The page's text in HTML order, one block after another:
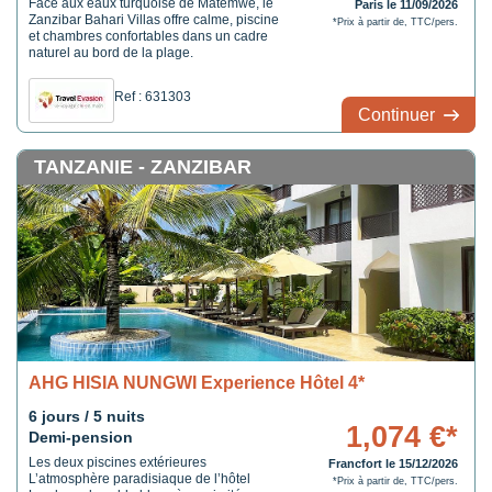
Face aux eaux turquoise de Matemwe, le
Zanzibar Bahari Villas offre calme, piscine
et chambres confortables dans un cadre
naturel au bord de la plage.
Ref : 631303
Paris le 11/09/2026
*Prix à partir de, TTC/pers.
Continuer
TANZANIE - ZANZIBAR
AHG HISIA NUNGWI Experience Hôtel 4*
6 jours / 5 nuits
Demi-pension
Les deux piscines extérieures
L’atmosphère paradisiaque de l’hôtel
1,074 €*
Francfort le 15/12/2026
*Prix à partir de, TTC/pers.